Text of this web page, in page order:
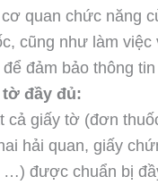
quan chức năng
cũng như làm việc
đảm bảo thông
đầy đủ:
cả giấy tờ (đơn
hải quan, giấy
được chuẩn bị